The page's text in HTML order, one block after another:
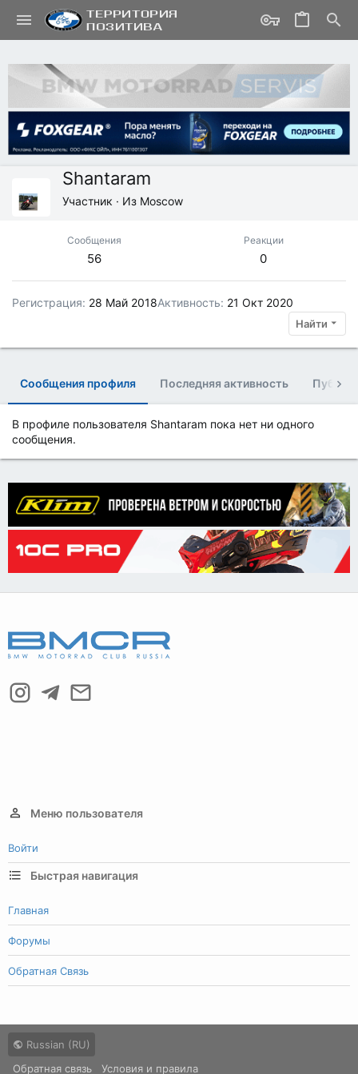
Shantaram
Участник · Из Moscow
Сообщения
56
Реакции
0
Регистрация 28 Май 2018Активность 21 Окт 2020
Найти
Сообщения профиля Последняя активность
В профиле пользователя Shantaram пока нет ни одного
сообщения.
Меню пользователя
Войти
Быстрая навигация
Главная
Форумы
Обратная Связь
Russian (RU)
Обратная связь
Условия и правила